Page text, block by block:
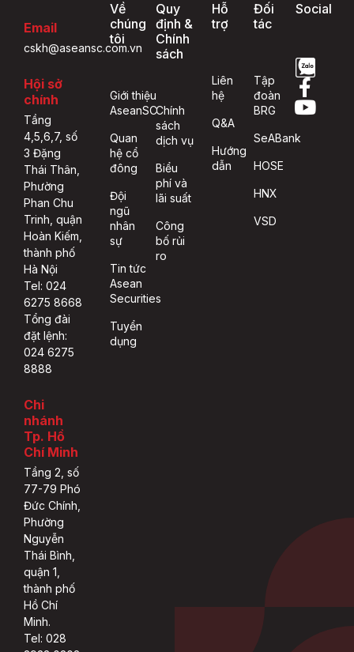
Email
cskh@aseansc.com.vn
Hội sở
chính
Tầng
4,5,6,7, số
3 Đặng
Thái Thân,
Phường
Phan Chu
Trinh, quận
Hoàn Kiếm,
thành phố
Hà Nội
Tel: 024
6275 8668
Tổng đài
đặt lệnh:
024 6275
8888
Chi
nhánh
Tp. Hồ
Chí Minh
Tầng 2, số
77-79 Phó
Đức Chính,
Phường
Nguyễn
Thái Bình,
quận 1,
thành phố
Hồ Chí
Minh.
Tel: 028
Về
chúng
tôi
Giới thiệu
AseanSC
Quan
hệ cổ
đông
Đội
ngũ
nhân
sự
Tin tức
Asean
Securities
Tuyển
dụng
Quy
định &
Chính
sách
Chính
sách
dịch vụ
Biểu
phí và
lãi suất
Công
bố rủi
ro
Hỗ
trợ
Liên
hệ
Q&A
Hướng
dẫn
Đối
tác
Tập
đoàn
BRG
SeABank
HOSE
HNX
VSD
Social